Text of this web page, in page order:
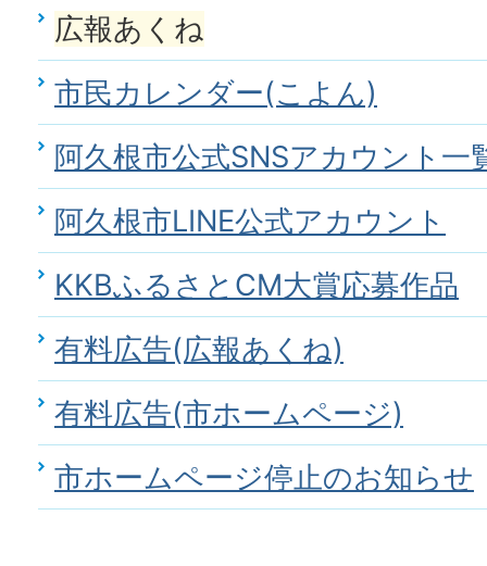
広報あくね
市民カレンダー(こよん)
阿久根市公式SNSアカウント一
阿久根市LINE公式アカウント
KKBふるさとCM大賞応募作品
有料広告(広報あくね)
有料広告(市ホームページ)
市ホームページ停止のお知らせ